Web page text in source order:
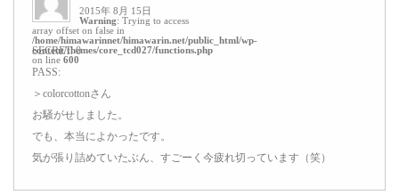
2015年 8月 15日
Warning: Trying to access
array offset on false in
/home/himawarinnet/himawarin.net/public_html/wp-
content/themes/core_tcd027/functions.php
on line 600
SECRET: 0
PASS:
＞colorcottonさん
お騒がせしました。
でも、本当によかったです。
気が張り詰めていたぶん、すごーく今疲れ切っています（笑）